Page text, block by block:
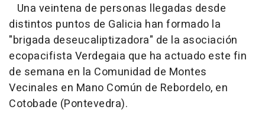
Una veintena de personas llegadas desde
distintos puntos de Galicia han formado la
"brigada deseucaliptizadora" de la asociación
ecopacifista Verdegaia que ha actuado este fin
de semana en la Comunidad de Montes
Vecinales en Mano Común de Rebordelo, en
Cotobade (Pontevedra).